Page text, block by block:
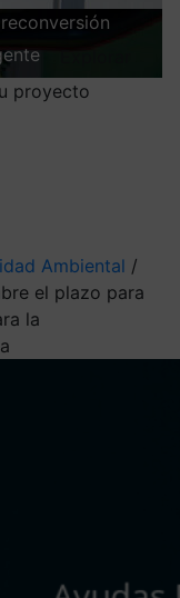
proyecto
Ambiental /
el plazo para
la